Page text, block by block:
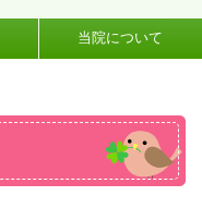
当院について